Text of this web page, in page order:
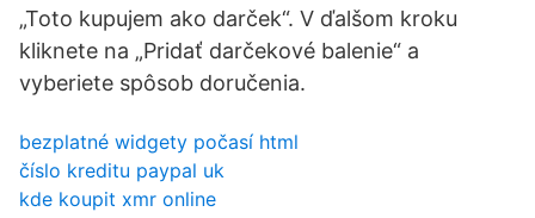
„Toto kupujem ako darček“. V ďalšom kroku
kliknete na „Pridať darčekové balenie“ a
vyberiete spôsob doručenia.
bezplatné widgety počasí html
číslo kreditu paypal uk
kde koupit xmr online